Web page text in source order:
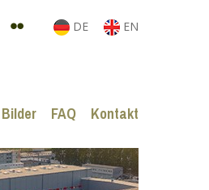
DE EN
Bilder FAQ Kontakt